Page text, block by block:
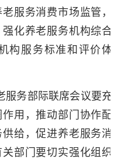
服务消费市场监管，
化养老服务机构综合
构服务标准和评价体
服务部际联席会议要充
用，推动部门协作配
给，促进养老服务消
部门要切实强化组织